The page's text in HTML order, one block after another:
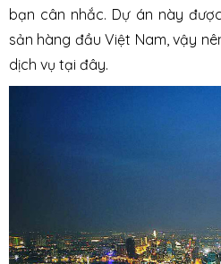
bạn cân nhắc. Dự án này
sản hàng đầu Việt Nam, vậy
dịch vụ tại đây.